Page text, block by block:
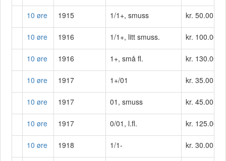
10 øre 1915 1/1+, smuss kr. 50.00
10 øre 1916 1/1+, litt smuss. kr. 100.00
10 øre 1916 1+, små fl. kr. 130.00
10 øre 1917 1+/01 kr. 35.00
10 øre 1917 01, smuss kr. 45.00
10 øre 1917 0/01, l.fl. kr. 125.00
10 øre 1918 1/1- kr. 30.00